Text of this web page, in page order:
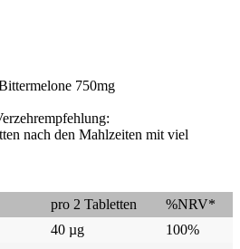
750mg
nach den Mahlzeiten mit viel
pro 2 Tabletten
%NRV*
40 µg
100%